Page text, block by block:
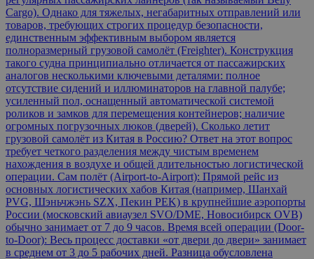
Cargo). Однако для тяжелых, негабаритных отправлений или
товаров, требующих строгих процедур безопасности,
единственным эффективным выбором является
полноразмерный грузовой самолёт (Freighter). Конструкция
такого судна принципиально отличается от пассажирских
аналогов несколькими ключевыми деталями: полное
отсутствие сидений и иллюминаторов на главной палубе;
усиленный пол, оснащенный автоматической системой
роликов и замков для перемещения контейнеров; наличие
огромных погрузочных люков (дверей). Сколько летит
грузовой самолёт из Китая в Россию? Ответ на этот вопрос
требует четкого разделения между чистым временем
нахождения в воздухе и общей длительностью логистической
операции. Сам полёт (Airport-to-Airport): Прямой рейс из
основных логистических хабов Китая (например, Шанхай
PVG, Шэньчжэнь SZX, Пекин PEK) в крупнейшие аэропорты
России (московский авиаузел SVO/DME, Новосибирск OVB)
обычно занимает от 7 до 9 часов. Время всей операции (Door-
to-Door): Весь процесс доставки «от двери до двери» занимает
в среднем от 3 до 5 рабочих дней. Разница обусловлена